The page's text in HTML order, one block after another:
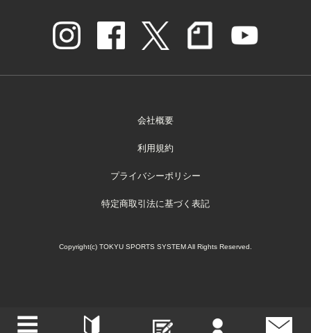
会社概要
利用規約
プライバシーポリシー
特定商取引法に基づく表記
Copyright(c) TOKYU SPORTS SYSTEM All Rights Reserved.